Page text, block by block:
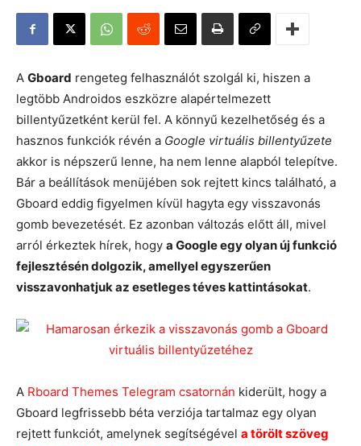
A Gboard rengeteg felhasználót szolgál ki, hiszen a
legtöbb Androidos eszközre alapértelmezett
billentyűzetként kerül fel. A könnyű kezelhetőség és a
hasznos funkciók révén a Google virtuális billentyűzete
akkor is népszerű lenne, ha nem lenne alapból telepítve.
Bár a beállítások menüjében sok rejtett kincs található, a
Gboard eddig figyelmen kívül hagyta egy visszavonás
gomb bevezetését. Ez azonban változás előtt áll, mivel
arról érkeztek hírek, hogy a Google egy olyan új funkció
fejlesztésén dolgozik, amellyel egyszerűen
visszavonhatjuk az esetleges téves kattintásokat.
A Rboard Themes Telegram csatornán kiderült, hogy a
Gboard legfrissebb béta verziója tartalmaz egy olyan
rejtett funkciót, amelynek segítségével a törölt szöveg